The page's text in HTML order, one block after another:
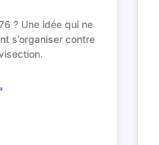
? Une idée qui ne
s’organiser contre